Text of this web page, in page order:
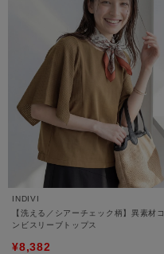
INDIVI
【洗える／シアーチェック柄】異素材コ
ンビスリーブトップス
¥8,382